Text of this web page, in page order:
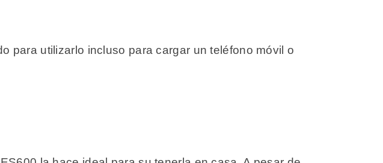
para utilizarlo incluso para cargar un teléfono móvil o